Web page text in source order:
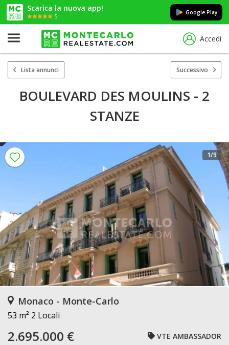
Scarica la nuova app!
5
Google Play
Accedi
Lista annunci Successivo
BOULEVARD DES MOULINS - 2
STANZE
1/9
Monaco - Monte-Carlo
53 m² 2 Locali
2.695.000 € VTE AMBASSADOR